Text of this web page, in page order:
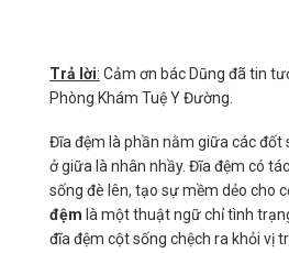
Trả lời: Cảm ơn bác Dũng đã tin
Phòng Khám Tuệ Y Đường.
Đĩa đệm là phần nằm giữa các đốt
ở giữa là nhân nhầy. Đĩa đệm có
sống đè lên, tạo sự mềm dẻo cho
đệm là một thuật ngữ chỉ tình
đĩa đệm cột sống chệch ra khỏi vị